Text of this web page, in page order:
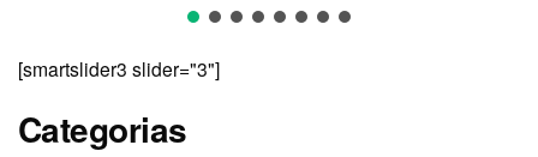
[smartslider3 slider="3"]
Categorias